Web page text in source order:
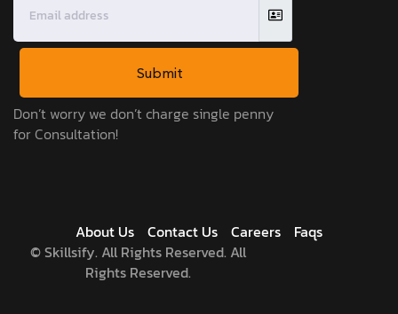
Submit
Don’t worry we don’t charge single penny
for Consultation!
©Skillsify. All Rights Reserved. All
Rights Reserved.
About Us Contact Us Careers Faqs